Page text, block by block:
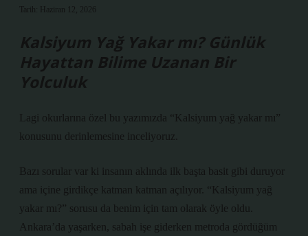
Tarih: Haziran 12, 2026
Kalsiyum Yağ Yakar mı? Günlük
Hayattan Bilime Uzanan Bir
Yolculuk
Lagi okurlarına özel bu yazımızda “Kalsiyum yağ yakar mı”
konusunu derinlemesine inceliyoruz.
Bazı sorular var ki insanın aklında ilk başta basit gibi duruyor
ama içine girdikçe katman katman açılıyor. “Kalsiyum yağ
yakar mı?” sorusu da benim için tam olarak öyle oldu.
Ankara’da yaşarken, sabah işe giderken metroda gördüğüm